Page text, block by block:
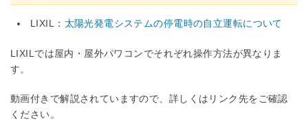
LIXIL： 太陽光発電システムの停電時の自立運転について
LIXILでは屋内・屋外パワコンでそれぞれ操作方法が異なりま
す。
動画付きで解説されていますので、詳しくはリンク先をご確認
ください。